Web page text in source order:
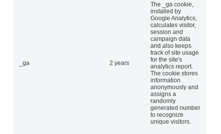
_ga 2 years
The _ga cookie,
installed by
Google Analytics,
calculates visitor,
session and
campaign data
and also keeps
track of site usage
for the site's
analytics report.
The cookie stores
information
anonymously and
assigns a
randomly
generated number
to recognize
unique visitors.